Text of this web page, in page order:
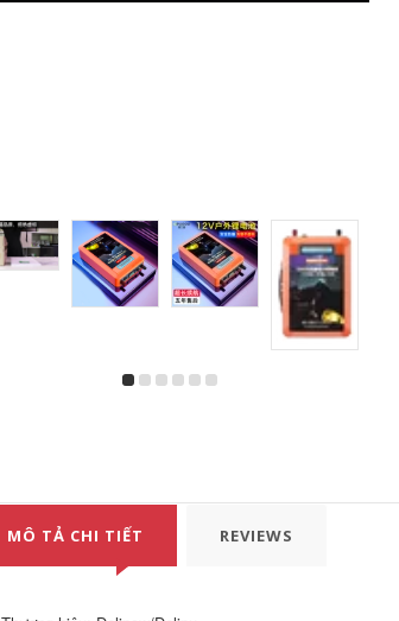
bàn di động bàn
cắm trại dã ngoại Bộ
bàn ghế cắm trại
cung cấp thiết bị ghế
cao gấp gọn ghế
gấp gọn
ghế gấp gọn Bàn
sofa gấp gọn bàn
ăn gấp gọn
bàn trứng cuộn,
bàn cắm trại,
bộ trang thiết bị
dụng bàn ghế
bàn ghế ăn gấp
365,000
bộ bàn ăn 4
gọn Ngoài Trời
Cá Ghế Sinh
Ghế Dự Bị
ăn gỗ gấp gọn
MÔ TẢ CHI TIẾT REVIEWS